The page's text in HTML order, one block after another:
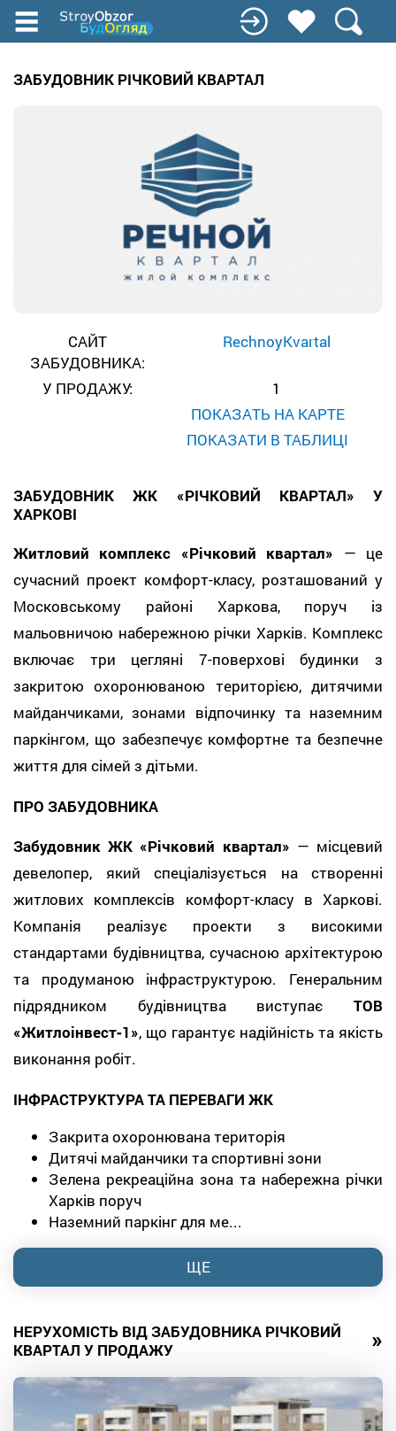
Перейти
до
вмісту
ЗАБУДОВНИК РІЧКОВИЙ КВАРТАЛ
САЙТ
ЗАБУДОВНИКА:
RechnoyKvartal
У ПРОДАЖУ:
1
ПОКАЗАТЬ НА КАРТЕ
ПОКАЗАТИ В ТАБЛИЦІ
ЗАБУДОВНИК ЖК «РІЧКОВИЙ КВАРТАЛ» У
ХАРКОВІ
Житловий комплекс «Річковий квартал» — це
сучасний проект комфорт-класу, розташований у
Московському районі Харкова, поруч із
мальовничою набережною річки Харків. Комплекс
включає три цегляні 7-поверхові будинки з
закритою охоронюваною територією, дитячими
майданчиками, зонами відпочинку та наземним
паркінгом, що забезпечує комфортне та безпечне
життя для сімей з дітьми.
ПРО ЗАБУДОВНИКА
Забудовник ЖК «Річковий квартал» — місцевий
девелопер, який спеціалізується на створенні
житлових комплексів комфорт-класу в Харкові.
Компанія реалізує проекти з високими
стандартами будівництва, сучасною архітектурою
та продуманою інфраструктурою. Генеральним
підрядником будівництва виступає ТОВ
«Житлоінвест‑1», що гарантує надійність та якість
виконання робіт.
ІНФРАСТРУКТУРА ТА ПЕРЕВАГИ ЖК
Закрита охоронювана територія
Дитячі майданчики та спортивні зони
Зелена рекреаційна зона та набережна річки
Харків поруч
Наземний паркінг для ме...
ЩЕ
НЕРУХОМІСТЬ ВІД ЗАБУДОВНИКА РІЧКОВИЙ
КВАРТАЛ У ПРОДАЖУ
»